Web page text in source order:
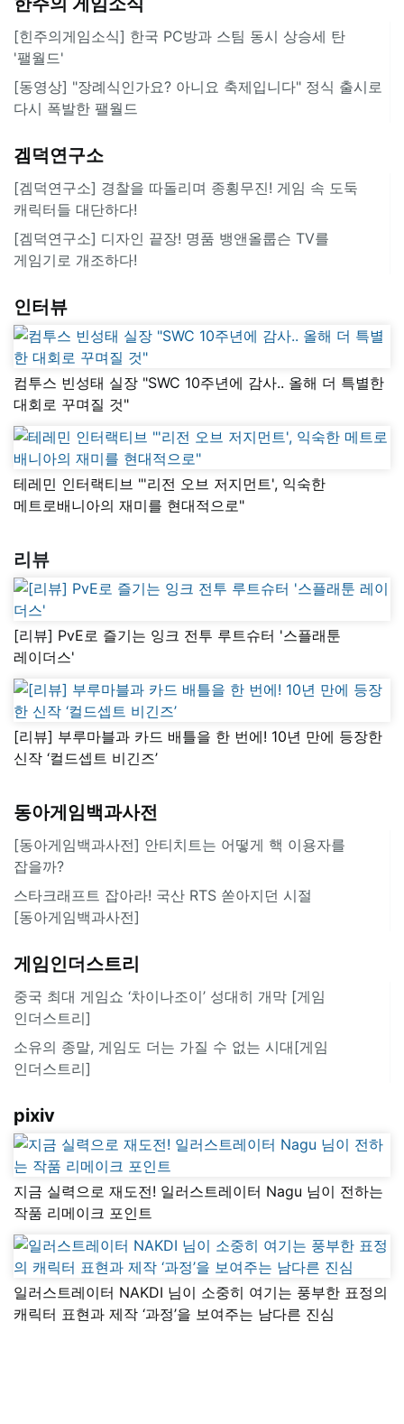
[힌주의게임소식] 한국 PC방과 스팀 동시 상승세 탄
'팰월드'
[동영상] "장례식인가요? 아니요 축제입니다" 정식 출시로
다시 폭발한 팰월드
겜덕연구소
[겜덕연구소] 경찰을 따돌리며 종횡무진! 게임 속 도둑
캐릭터들 대단하다!
[겜덕연구소] 디자인 끝장! 명품 뱅앤올룹슨 TV를
게임기로 개조하다!
인터뷰
컴투스 빈성태 실장 "SWC 10주년에 감사.. 올해 더 특별한
대회로 꾸며질 것"
테레민 인터랙티브 "'리전 오브 저지먼트', 익숙한
메트로배니아의 재미를 현대적으로"
리뷰
[리뷰] PvE로 즐기는 잉크 전투 루트슈터 '스플래툰
레이더스'
[리뷰] 부루마블과 카드 배틀을 한 번에! 10년 만에 등장한
신작 ‘컬드셉트 비긴즈’
동아게임백과사전
[동아게임백과사전] 안티치트는 어떻게 핵 이용자를
잡을까?
스타크래프트 잡아라! 국산 RTS 쏟아지던 시절
[동아게임백과사전]
게임인더스트리
중국 최대 게임쇼 ‘차이나조이’ 성대히 개막 [게임
인더스트리]
소유의 종말, 게임도 더는 가질 수 없는 시대[게임
인더스트리]
pixiv
지금 실력으로 재도전! 일러스트레이터 Nagu 님이 전하는
작품 리메이크 포인트
일러스트레이터 NAKDI 님이 소중히 여기는 풍부한 표정의
캐릭터 표현과 제작 ‘과정’을 보여주는 남다른 진심